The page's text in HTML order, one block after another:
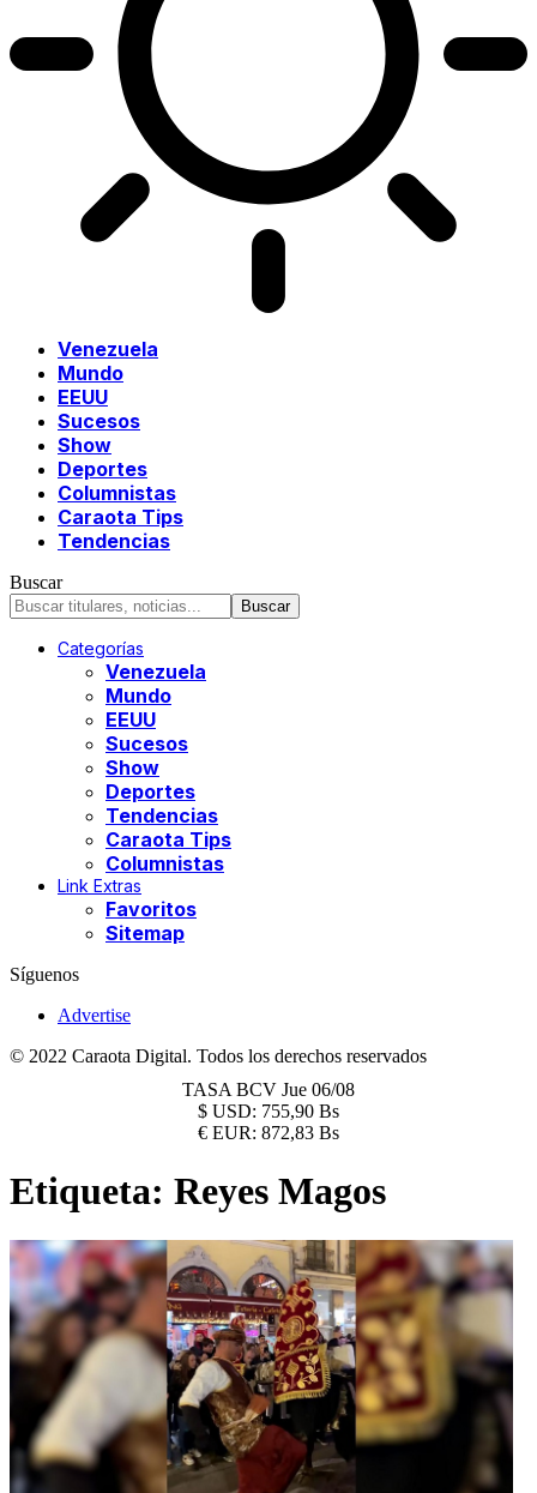
Venezuela
Mundo
EEUU
Sucesos
Show
Deportes
Columnistas
Caraota Tips
Tendencias
Buscar
Categorías
Venezuela
Mundo
EEUU
Sucesos
Show
Deportes
Tendencias
Caraota Tips
Columnistas
Link Extras
Favoritos
Sitemap
Síguenos
Advertise
© 2022 Caraota Digital. Todos los derechos reservados
TASA BCV Jue 06/08
$ USD: 755,90 Bs
€ EUR: 872,83 Bs
Etiqueta: Reyes Magos